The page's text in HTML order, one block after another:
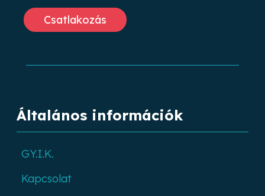
Általános információk
GY.I.K.
Kapcsolat